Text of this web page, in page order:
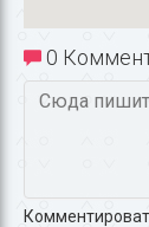
0